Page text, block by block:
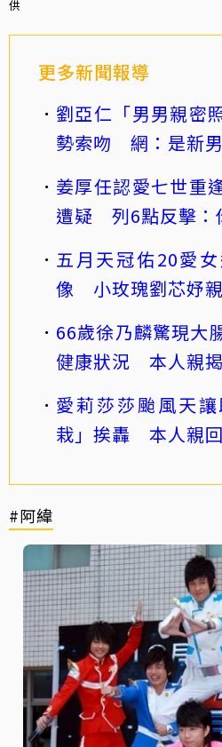
供
更多新聞報導
劉亞仁「男男親密
勢索吻 網：是新
姜厚任認愛七世重
遭疑 列6點反擊：
五月天冠佑20愛
像 小玫瑰劉芯妤
66歲徐乃麟驚現大
健康狀況 本人親
愛莉莎莎颱風天
栽」挨轟 本人親
#阿緯